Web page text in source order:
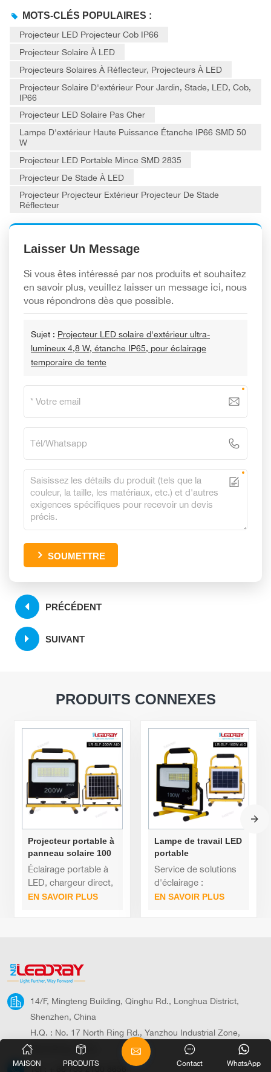
MOTS-CLÉS POPULAIRES :
Projecteur LED Projecteur Cob IP66
Projecteur Solaire À LED
Projecteurs Solaires À Réflecteur, Projecteurs À LED
Projecteur Solaire D'extérieur Pour Jardin, Stade, LED, Cob,
IP66
Projecteur LED Solaire Pas Cher
Lampe D'extérieur Haute Puissance Étanche IP66 SMD 50
W
Projecteur LED Portable Mince SMD 2835
Projecteur De Stade À LED
Projecteur Projecteur Extérieur Projecteur De Stade
Réflecteur
Laisser Un Message
Si vous êtes intéressé par nos produits et souhaitez
en savoir plus, veuillez laisser un message ici, nous
vous répondrons dès que possible.
Sujet : Projecteur LED solaire d'extérieur ultra-
lumineux 4,8 W, étanche IP65, pour éclairage
temporaire de tente
SOUMETTRE
PRÉCÉDENT
SUIVANT
PRODUITS CONNEXES
Projecteur portable à
panneau solaire 100
W 200 W
rechargeable sur
pied avec trépied
Éclairage portable à
LED, chargeur direct,
lampe de secours
EN SAVOIR PLUS
Lampe de travail LED
portable
rechargeable,
équivalent à 100 W,
projecteur LED
étanche pour
Service de solutions
d'éclairage :
Conception
disposition Agi32,
EN SAVOIR PLUS
14/F, Mingteng Building, Qinghu Rd., Longhua District,
Shenzhen, China
H.Q. : No. 17 North Ring Rd., Yanzhou Industrial Zone,
Shandong, China
Tél :
+ 86 755 2100 8656
MAISON PRODUITS WhatsApp
Contact